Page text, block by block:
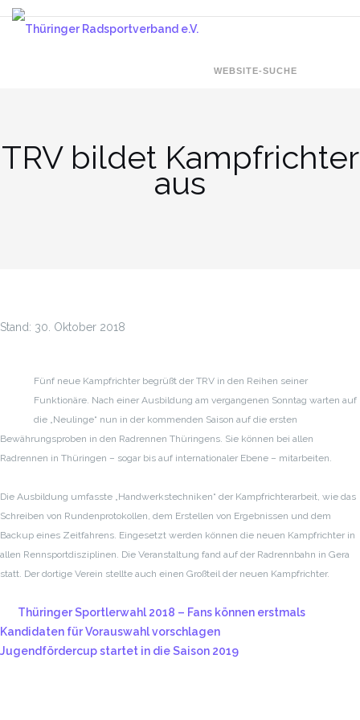
Zum
Inhalt
WEBSITE-SUCHE
TRV bildet Kampfrichter
aus
Stand: 30. Oktober 2018
Fünf neue Kampfrichter begrüßt der TRV in den Reihen seiner
Funktionäre. Nach einer Ausbildung am vergangenen Sonntag warten auf
die „Neulinge“ nun in der kommenden Saison auf die ersten
Bewährungsproben in den Radrennen Thüringens. Sie können bei allen
Radrennen in Thüringen – sogar bis auf internationaler Ebene – mitarbeiten.
Die Ausbildung umfasste „Handwerkstechniken“ der Kampfrichterarbeit, wie das
Schreiben von Rundenprotokollen, dem Erstellen von Ergebnissen und dem
Backup eines Zeitfahrens. Eingesetzt werden können die neuen Kampfrichter in
allen Rennsportdisziplinen. Die Veranstaltung fand auf der Radrennbahn in Gera
statt. Der dortige Verein stellte auch einen Großteil der neuen Kampfrichter.
Thüringer Sportlerwahl 2018 – Fans können erstmals
Kandidaten für Vorauswahl vorschlagen
Jugendfördercup startet in die Saison 2019